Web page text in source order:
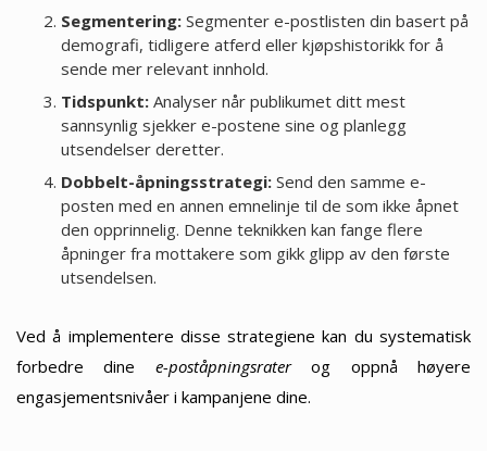
Segmentering:Segmenter e-postlisten din basert på
demografi, tidligere atferd eller kjøpshistorikk for å
sende mer relevant innhold.
Tidspunkt:Analyser når publikumet ditt mest
sannsynlig sjekker e-postene sine og planlegg
utsendelser deretter.
Dobbelt-åpningsstrategi:Send den samme e-
posten med en annen emnelinje til de som ikke åpnet
den opprinnelig. Denne teknikken kan fange flere
åpninger fra mottakere som gikk glipp av den første
utsendelsen.
Ved å implementere disse strategiene kan du systematisk
forbedre dine e-poståpningsraterog oppnå høyere
engasjementsnivåer i kampanjene dine.